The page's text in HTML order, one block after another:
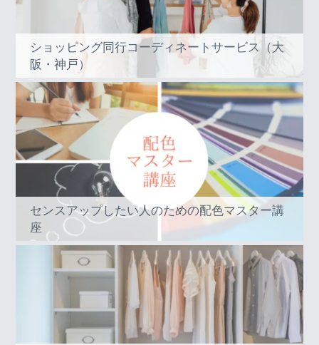
ショッピング同行コーディネートサービス（大
阪・神戸）
センスアップしたい人のための配色マスター講
座